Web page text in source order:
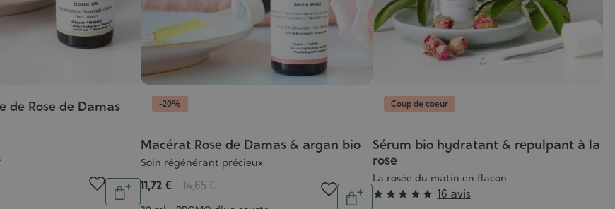
de Rose de Damas
Quantité
Ajouter
-20%
Macérat Rose de Damas & argan bio
Soin régénérant précieux
11,72 € 14,65 € Quantité
Ajouter
Coup de coeur
Sérum bio hydratant & repulpant à la
rose
La rosée du matin en flacon
Grade
     16 avis